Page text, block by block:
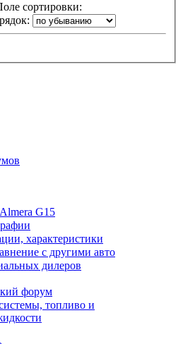
сортировки:
G15
характеристики
с другими авто
дилеров
форум
топливо и